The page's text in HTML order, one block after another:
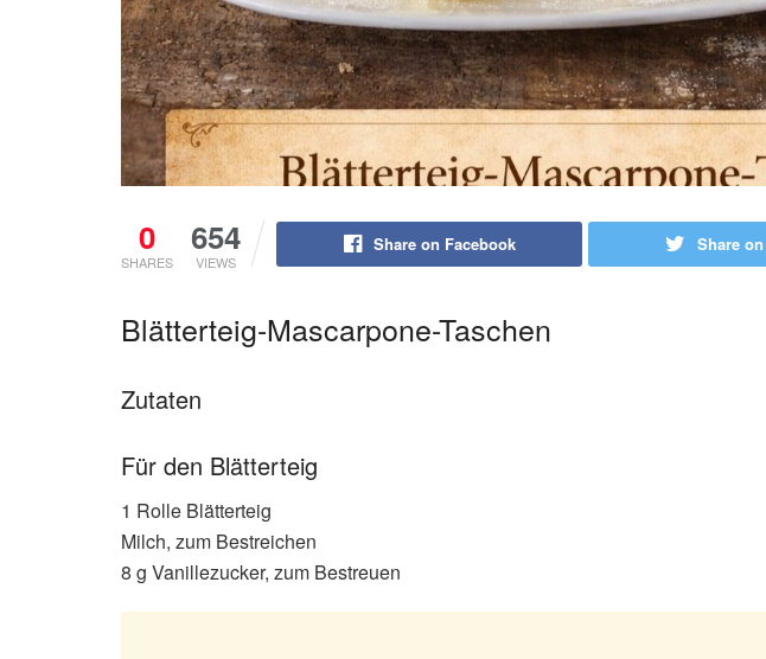
0
SHARES
654
VIEWS
Share on Facebook Share
Blätterteig-Mascarpone-Taschen
Zutaten
Für den Blätterteig
1 Rolle Blätterteig
Milch, zum Bestreichen
8 g Vanillezucker, zum Bestreuen